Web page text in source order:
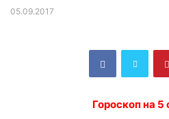
05.09.2017
Гороскоп на 5